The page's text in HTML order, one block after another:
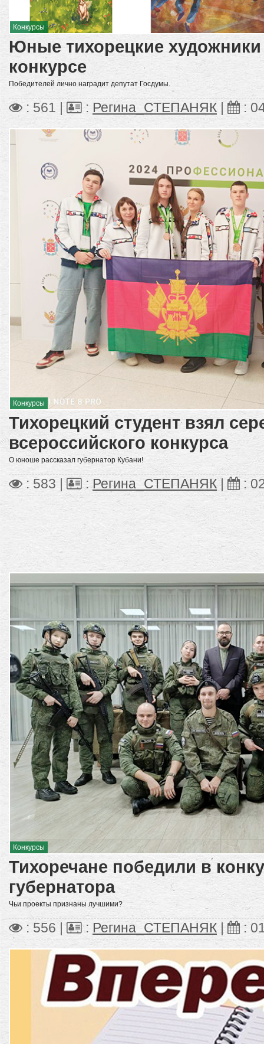
Конкурсы
Юные тихорецкие художники
конкурсе
Победителей лично наградит депутат Госдумы.
: 561 | : Регина_СТЕПАНЯК | :
Конкурсы
Тихорецкий студент взял
всероссийского конкурса
О юноше рассказал губернатор Кубани!
: 583 | : Регина_СТЕПАНЯК :
Конкурсы
Тихоречане победили в
губернатора
Чьи проекты признаны лучшими?
: 556 | : Регина_СТЕПАНЯК :